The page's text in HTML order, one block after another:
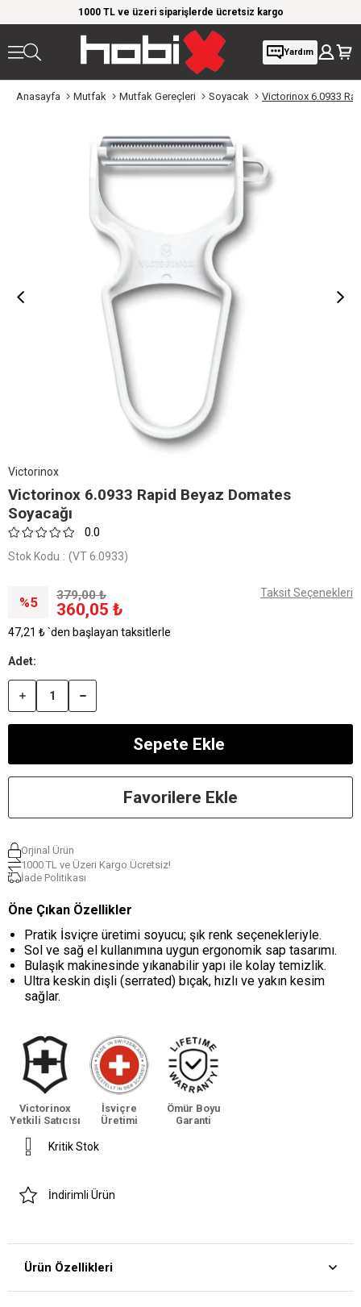
1000 TL ve üzeri siparişlerde ücretsiz kargo
Yardım
Anasayfa Mutfak Mutfak Gereçleri Soyacak Victorinox 6.0933
Victorinox
Victorinox 6.0933 Rapid Beyaz Domates
Soyacağı
0.0
Stok Kodu (VT 6.0933)
5 379,00 ₺
360,05 ₺
Taksit Seçenekleri
47,21 ₺`den başlayan taksitlerle
Favorilere Ekle
Orjinal Ürün
1000 TL ve Üzeri Kargo Ücretsiz!
İade Politikası
Öne Çıkan Özellikler
Pratik İsviçre üretimi soyucu; şık renk seçenekleriyle.
Sol ve sağ el kullanımına uygun ergonomik sap tasarımı.
Bulaşık makinesinde yıkanabilir yapı ile kolay temizlik.
Ultra keskin dişli (serrated) bıçak, hızlı ve yakın kesim
sağlar.
Victorinox
Yetkili Satıcısı
İsviçre
Üretimi
Ömür Boyu
Garanti
Kritik Stok
İndirimli Ürün
Ürün Özellikleri